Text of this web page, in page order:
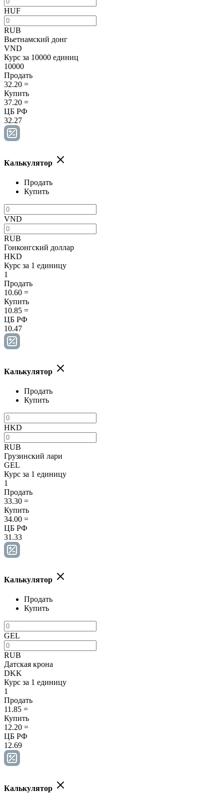
HUF
RUB
Вьетнамский донг
VND
Курс за 10000 единиц
10000
Продать
32.20 =
Купить
37.20 =
ЦБ РФ
32.27
Калькулятор
Продать
Купить
VND
RUB
Гонконгский доллар
HKD
Курс за 1 единицу
1
Продать
10.60 =
Купить
10.85 =
ЦБ РФ
10.47
Калькулятор
Продать
Купить
HKD
RUB
Грузинский лари
GEL
Курс за 1 единицу
1
Продать
33.30 =
Купить
34.00 =
ЦБ РФ
31.33
Калькулятор
Продать
Купить
GEL
RUB
Датская крона
DKK
Курс за 1 единицу
1
Продать
11.85 =
Купить
12.20 =
ЦБ РФ
12.69
Калькулятор